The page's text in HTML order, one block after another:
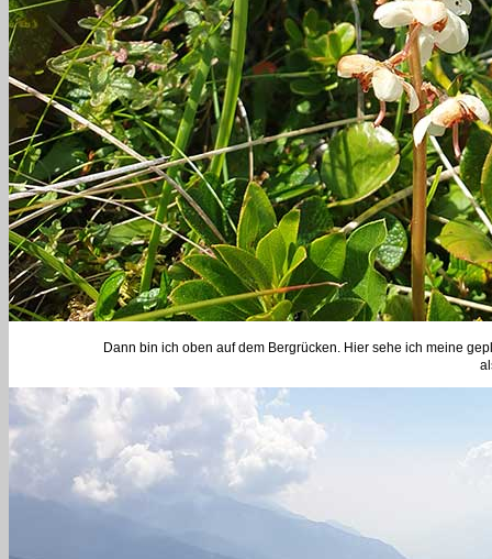
Dann bin ich oben auf dem Bergrücken. Hier sehe ich meine